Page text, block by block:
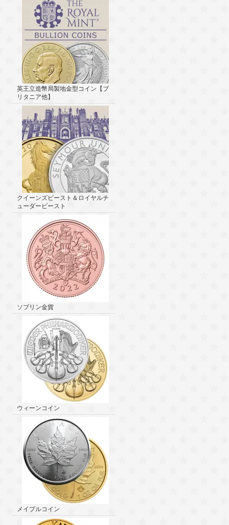
英王立造幣局製地金型コイン【ブ
リタニア他】
クイーンズビースト＆ロイヤルチ
ューダービースト
ソブリン金貨
ウィーンコイン
メイプルコイン